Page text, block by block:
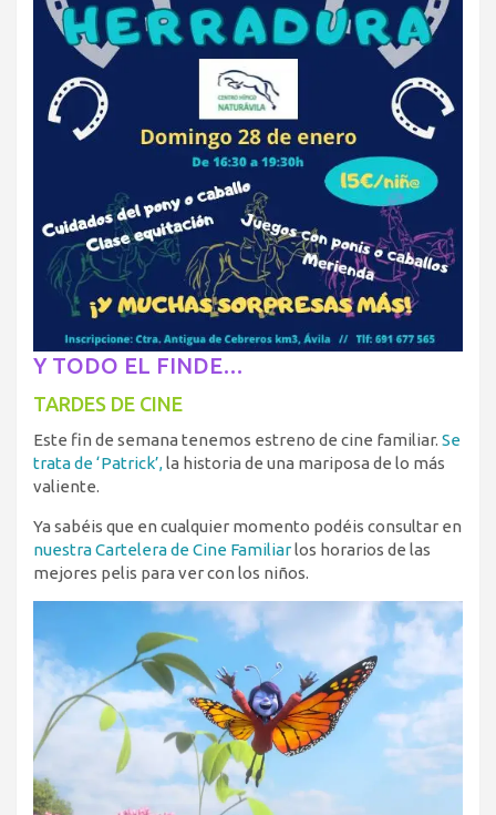
Y TODO EL FINDE…
TARDES DE CINE
Este fin de semana tenemos estreno de cine familiar. Se
trata de ‘Patrick’,la historia de una mariposa de lo más
valiente.
Ya sabéis que en cualquier momento podéis consultar en
nuestra Cartelera de Cine Familiarlos horarios de las
mejores pelis para ver con los niños.